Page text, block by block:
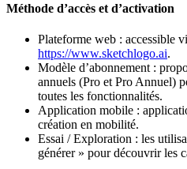
Méthode d’accès et d’activation
Plateforme web : accessible
https://www.sketchlogo.ai.
Modèle d’abonnement :
annuels (Pro et Pro Annuel)
toutes les fonctionnalités.
Application mobile :
création en mobilité.
Essai / Exploration : les
générer » pour découvrir les